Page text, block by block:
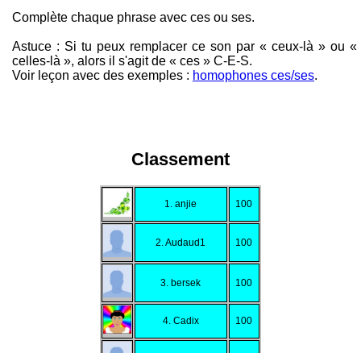
Complète chaque phrase avec ces ou ses.
Astuce : Si tu peux remplacer ce son par « ceux-là » ou «
celles-là », alors il s'agit de « ces » C-E-S.
Voir leçon avec des exemples : homophones ces/ses.
Classement
1. anjie 100
2. Audaud1 100
3. bersek 100
4. Cadix 100